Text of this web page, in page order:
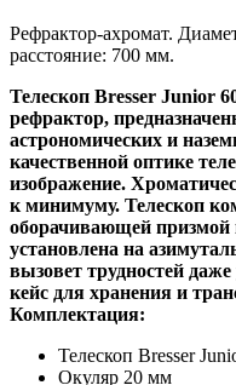
Рефрактор-ахромат.
расстояние: 700 мм.
Телескоп Bresser Junior
рефрактор,
астрономических и
качественной оптике
изображение.
к минимуму. Телескоп
оборачивающей призмой
установлена на
вызовет трудностей
кейс для хранения и
Комплектация:
Телескоп Bresser
Окуляр 20 мм